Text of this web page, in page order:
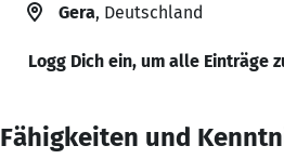
Gera, Deutschland
Logg Dich ein, um alle Einträge
Fähigkeiten und